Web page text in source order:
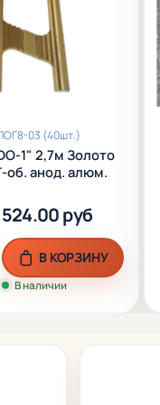
03 (40шт.)
об. анод. алюм.
524.00 руб
В наличии
В КОРЗИНУ